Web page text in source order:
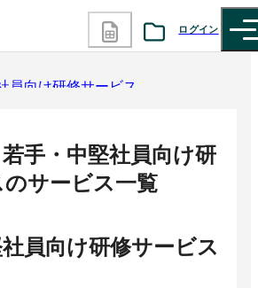
ログイン
員向け研修サービス
若手・中堅社員向け研
のサービス一覧
員向け研修サービス